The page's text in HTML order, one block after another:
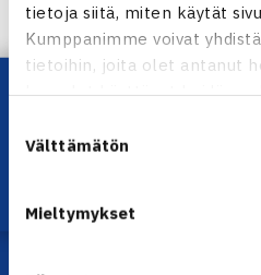
tietoja siitä, miten käytät
Kumppanimme voivat
tietoihin, joita olet antanut
kun olet käyttänyt heidän
valinta
Välttämätön
Mieltymykset
← Edellinen
Lataa OmaTennis!